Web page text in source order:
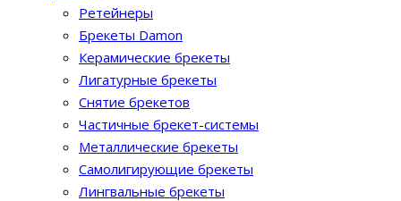
Ретейнеры
Брекеты Damon
Керамические брекеты
Лигатурные брекеты
Снятие брекетов
Частичные брекет-системы
Металлические брекеты
Самолигирующие брекеты
Лингвальные брекеты